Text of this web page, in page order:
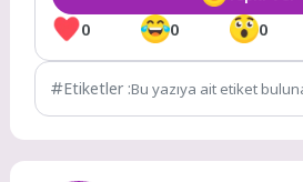
0 0 0
Etiketler :Bu yazıya ait etiket